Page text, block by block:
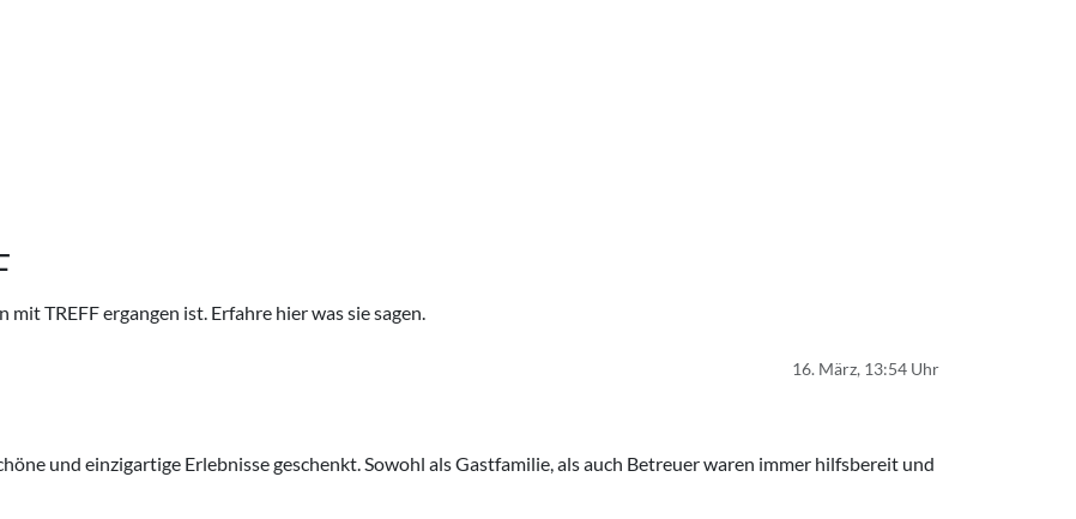
mitTREFFergangen ist. Erfahre hier was sie sagen.
16. März, 13:54 Uhr
und einzigartige Erlebnisse geschenkt. Sowohl als Gastfamilie, als auch Betreuer waren immer hilfsbereit und